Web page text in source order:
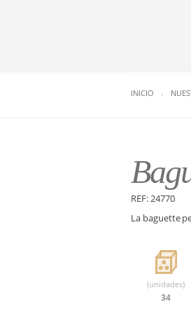
INICIO
REF: 24770
La baguette
(unidades)
34